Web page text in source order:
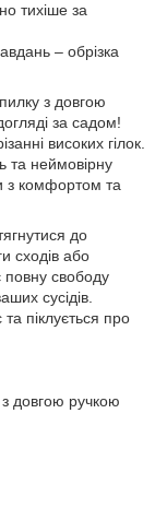
тихіше за
– обрізка
з довгою
за садом!
високих гілок.
та неймовірну
з комфортом та
до
сходів або
свободу
сусідів.
та піклується про
довгою ручкою